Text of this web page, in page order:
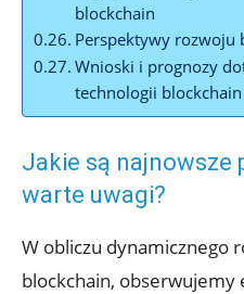
blockchain
Perspektywy rozwoju‌
Wnioski i prognozy
technologii blockchain
Jakie są najnowsze
warte uwagi?
W obliczu dynamicznego
blockchain, obserwujemy⁢